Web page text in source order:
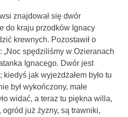
znajdował się dwór
do kraju przodków Ignacy
krewnych. Pozostawił o
„Noc spędziliśmy w Ozieranach
Ignacego. Dwór jest
jak wyjeżdżałem było tu
był wykończony, małe
widać, a teraz tu piękna willa,
już żyzny, są trawniki,